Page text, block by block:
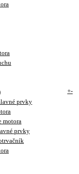
+-
prvky
motora
prvky